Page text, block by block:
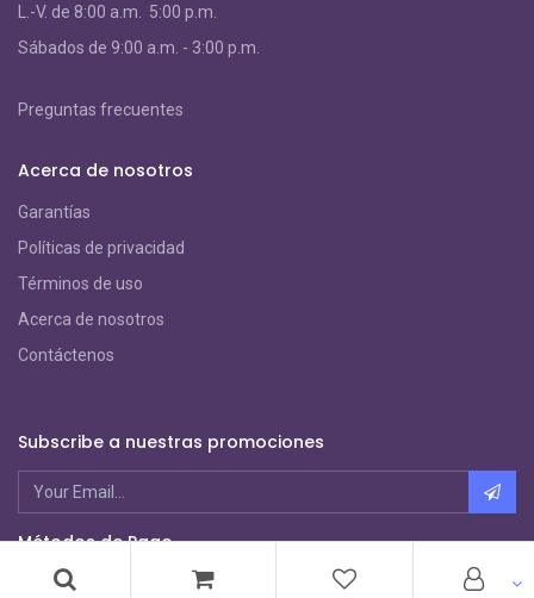
L.-V. de 8:00 a.m. 5:00 p.m.
Sábados de 9:00 a.m. - 3:00 p.m.
Preguntas frecuentes
Acerca de nosotros
Garantías
Políticas de privacidad
Términos de uso
Acerca de nosotros
Contáctenos
Subscribe a nuestras promociones
Métodos de Pago